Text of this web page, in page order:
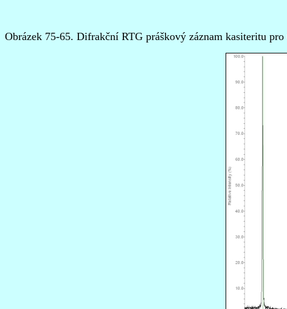
Obrázek 75-65. Difrakční RTG práškový záznam kasiteritu